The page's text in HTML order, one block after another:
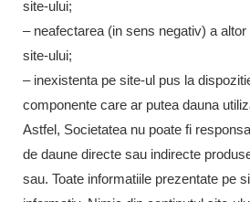
site-ului;
– neafectarea (in sens negativ) a
site-ului;
– inexistenta pe site-ul pus la
componente care ar putea dauna
Astfel, Societatea nu poate fi
de daune directe sau indirecte
sau. Toate informatiile prezentate pe